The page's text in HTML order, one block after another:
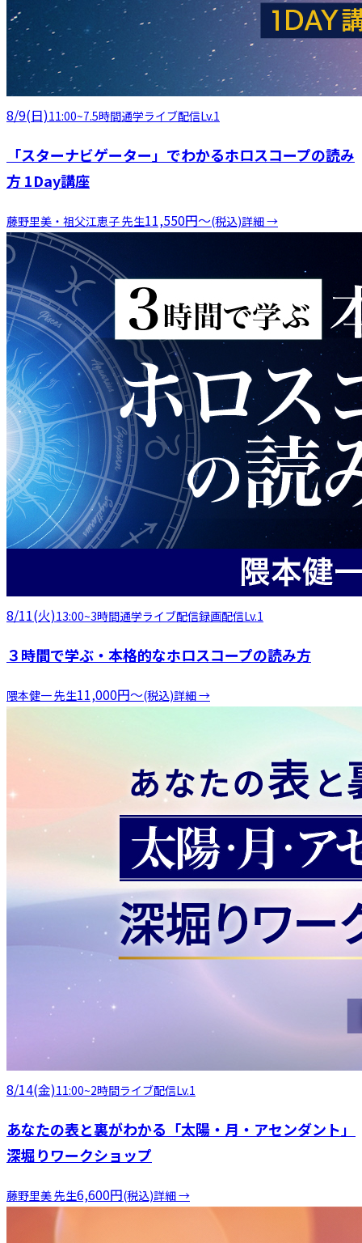
8/9(日)11:00~7.5時間通学ライブ配信Lv.1
「スターナビゲーター」でわかるホロスコープの読み
方 1Day講座
藤野里美・祖父江恵子先生11,550円〜(税込)詳細 →
8/11(火)13:00~3時間通学ライブ配信録画配信Lv.1
３時間で学ぶ・本格的なホロスコープの読み方
隈本健一先生11,000円〜(税込)詳細 →
8/14(金)11:00~2時間ライブ配信Lv.1
あなたの表と裏がわかる「太陽・月・アセンダント」
深堀りワークショップ
藤野里美先生6,600円(税込)詳細 →